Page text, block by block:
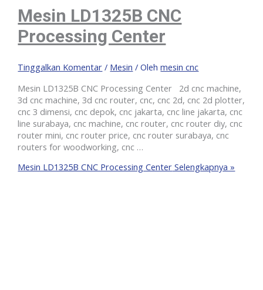
Mesin LD1325B CNC
Processing Center
Tinggalkan Komentar / Mesin / Olehmesin cnc
Mesin LD1325B CNC Processing Center 2d cnc machine,
3d cnc machine, 3d cnc router, cnc, cnc 2d, cnc 2d plotter,
cnc 3 dimensi, cnc depok, cnc jakarta, cnc line jakarta, cnc
line surabaya, cnc machine, cnc router, cnc router diy, cnc
router mini, cnc router price, cnc router surabaya, cnc
routers for woodworking, cnc …
Mesin LD1325B CNC Processing Center Selengkapnya »